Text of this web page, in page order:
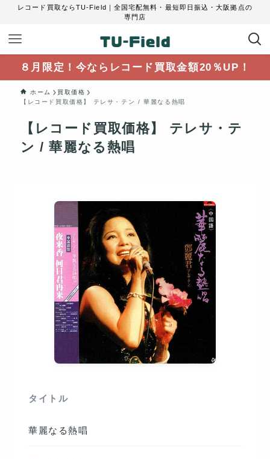
レコード買取ならTU-Field｜全国宅配無料・最短即日振込・大阪拠点の
専門店
８月限定！今ならレコード買取金額20％UP！
ホーム
買取価格
【レコード買取価格】 テレサ・テン / 華麗なる熱唱
【レコード買取価格】 テレサ・テ
ン / 華麗なる熱唱
タイトル
華麗なる熱唱